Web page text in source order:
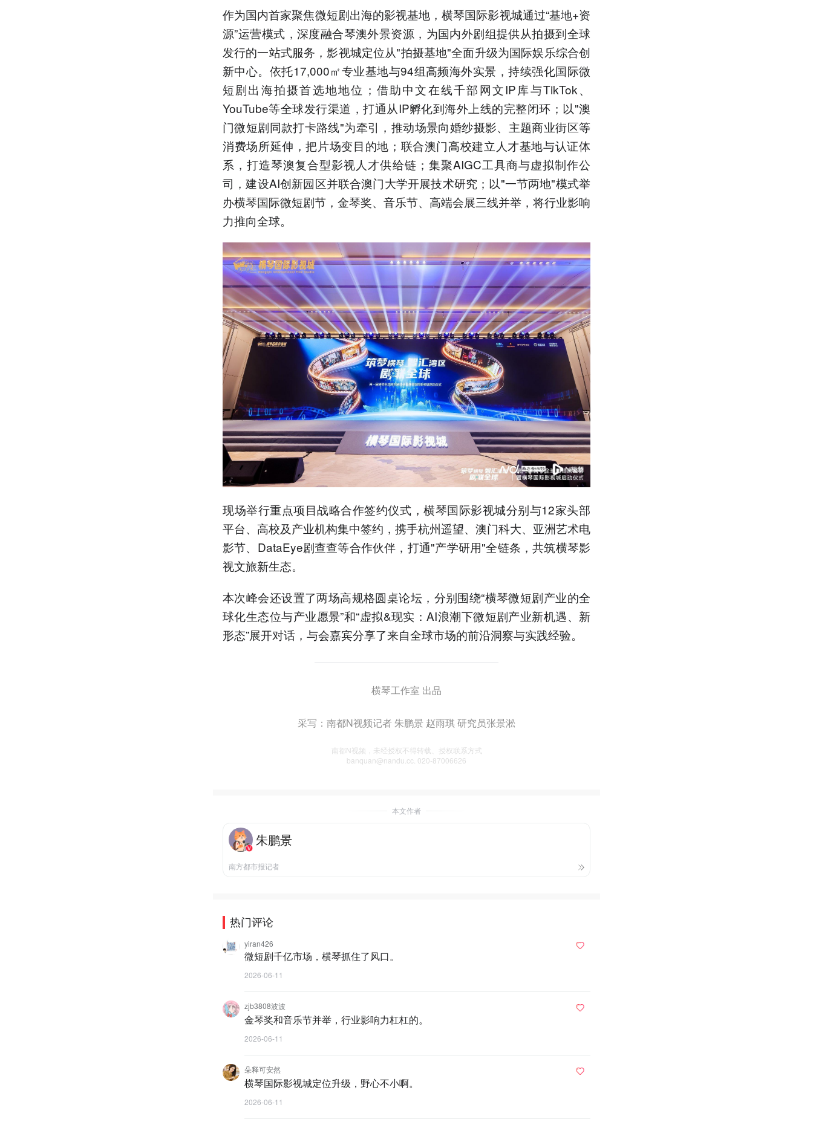
作为国内首家聚焦微短剧出海的影视基地，横琴国际影视城通过“基地+资
源”运营模式，深度融合琴澳外景资源，为国内外剧组提供从拍摄到全球
发行的一站式服务，影视城定位从"拍摄基地"全面升级为国际娱乐综合创
新中心。依托17,000㎡专业基地与94组高频海外实景，持续强化国际微
短剧出海拍摄首选地地位；借助中文在线千部网文IP库与TikTok、
YouTube等全球发行渠道，打通从IP孵化到海外上线的完整闭环；以"澳
门微短剧同款打卡路线"为牵引，推动场景向婚纱摄影、主题商业街区等
消费场所延伸，把片场变目的地；联合澳门高校建立人才基地与认证体
系，打造琴澳复合型影视人才供给链；集聚AIGC工具商与虚拟制作公
司，建设AI创新园区并联合澳门大学开展技术研究；以"一节两地"模式举
办横琴国际微短剧节，金琴奖、音乐节、高端会展三线并举，将行业影响
力推向全球。
现场举行重点项目战略合作签约仪式，横琴国际影视城分别与12家头部
平台、高校及产业机构集中签约，携手杭州遥望、澳门科大、亚洲艺术电
影节、DataEye剧查查等合作伙伴，打通"产学研用"全链条，共筑横琴影
视文旅新生态。
本次峰会还设置了两场高规格圆桌论坛，分别围绕“横琴微短剧产业的全
球化生态位与产业愿景”和“虚拟&现实：AI浪潮下微短剧产业新机遇、新
形态”展开对话，与会嘉宾分享了来自全球市场的前沿洞察与实践经验。
横琴工作室 出品
采写：南都N视频记者 朱鹏景 赵雨琪 研究员张景淞
南都N视频，未经授权不得转载、授权联系方式
banquan@nandu.cc. 020-87006626
本文作者
朱鹏景
南方都市报记者
热门评论
yiran426
微短剧千亿市场，横琴抓住了风口。
2026-06-11
zjb3808波波
金琴奖和音乐节并举，行业影响力杠杠的。
2026-06-11
朵释可安然
横琴国际影视城定位升级，野心不小啊。
2026-06-11